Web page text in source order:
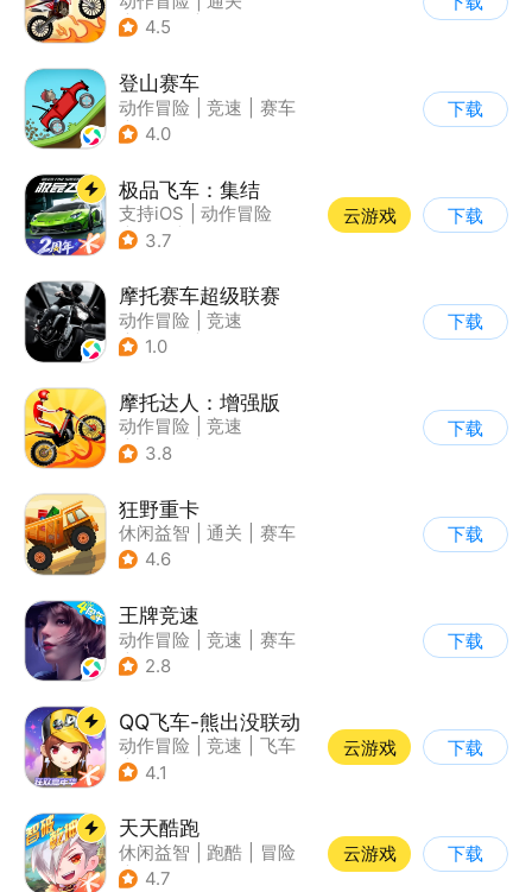
| 摩托车
4.5
登山赛车
动作冒险 竞速
赛车
| 卡通
4.0
下载
极品飞车：集结
支持iOS
动作冒险
| 竞速
3.7
云游戏 下载
摩托赛车超级联赛
动作冒险
竞速
| 摩托车
1.0
下载
摩托达人：增强版
动作冒险
竞速
| 摩托车
3.8
下载
狂野重卡
休闲益智 通关
赛车
4.6
下载
王牌竞速
动作冒险 竞速
赛车
| 漂移
2.8
下载
QQ飞车-熊出没联动
动作冒险 竞速
飞车
| 漂移
4.1
云游戏 下载
天天酷跑
休闲益智 跑酷
冒险
| 萌系
4.7
云游戏 下载